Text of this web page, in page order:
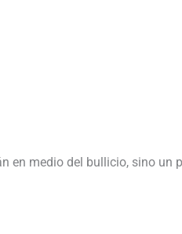
en medio del bullicio, sino